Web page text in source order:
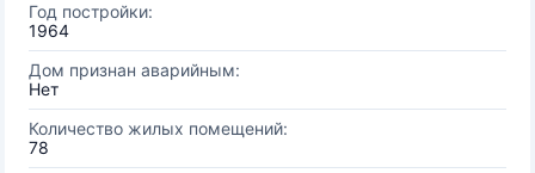
Год постройки:
1964
Дом признан аварийным:
Нет
Количество жилых помещений:
78